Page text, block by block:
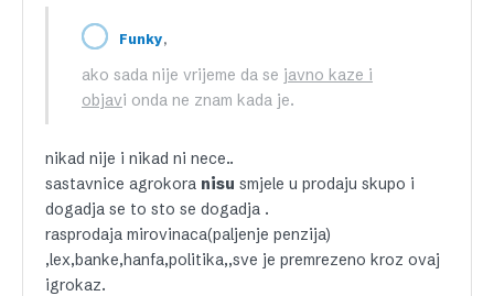
Funky,
ako sada nije vrijeme da se javno kaze i
objavi onda ne znam kada je.
nikad nije i nikad ni nece..
sastavnice agrokora nisu smjele u prodaju skupo i
dogadja se to sto se dogadja .
rasprodaja mirovinaca(paljenje penzija)
,lex,banke,hanfa,politika,,sve je premrezeno kroz ovaj
igrokaz.